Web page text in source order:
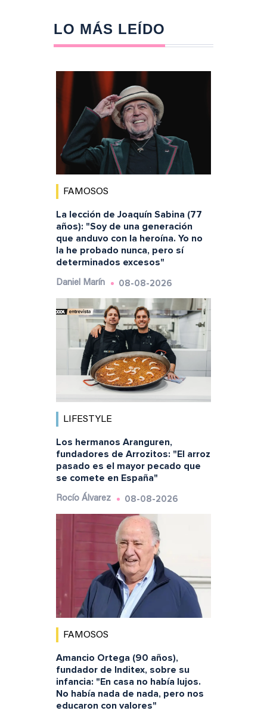
LO MÁS LEÍDO
FAMOSOS
La lección de Joaquín Sabina (77
años): "Soy de una generación
que anduvo con la heroína. Yo no
la he probado nunca, pero sí
determinados excesos"
Daniel Marín 08-08-2026
LIFESTYLE
Los hermanos Aranguren,
fundadores de Arrozitos: "El arroz
pasado es el mayor pecado que
se comete en España"
Rocío Álvarez 08-08-2026
FAMOSOS
Amancio Ortega (90 años),
fundador de Inditex, sobre su
infancia: "En casa no había lujos.
No había nada de nada, pero nos
educaron con valores"